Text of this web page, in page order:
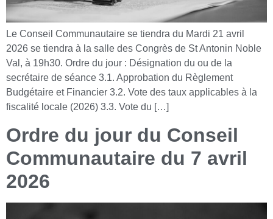
Le Conseil Communautaire se tiendra du Mardi 21 avril
2026 se tiendra à la salle des Congrès de St Antonin Noble
Val, à 19h30. Ordre du jour : Désignation du ou de la
secrétaire de séance 3.1. Approbation du Règlement
Budgétaire et Financier 3.2. Vote des taux applicables à la
fiscalité locale (2026) 3.3. Vote du […]
Ordre du jour du Conseil
Communautaire du 7 avril
2026